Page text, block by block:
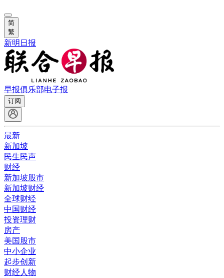
简
繁
新明日报
早报俱乐部电子报
订阅
最新
新加坡
民生民声
财经
新加坡股市
新加坡财经
全球财经
中国财经
投资理财
房产
美国股市
中小企业
起步创新
财经人物